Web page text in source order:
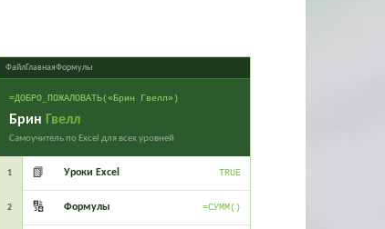
ФайлГлавнаяФормулы
=ДОБРО_ПОЖАЛОВАТЬ(«Брин Гвелл»)
Брин Гвелл
Самоучитель по Excel для всех уровней
1 📗 Уроки Excel TRUE
2 🔢 Формулы =СУММ()